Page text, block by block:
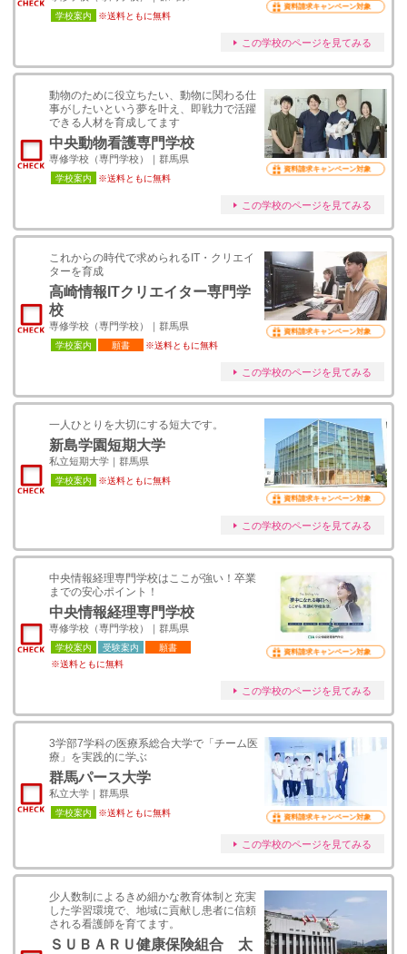
学校案内 ※送料ともに無料
資料請求キャンペーン対象
この学校のページを見てみる
動物のために役立ちたい、動物に関わる仕
事がしたいという夢を叶え、即戦力で活躍
できる人材を育成してます
中央動物看護専門学校
専修学校（専門学校）｜群馬県
学校案内 ※送料ともに無料
資料請求キャンペーン対象
この学校のページを見てみる
これからの時代で求められるIT・クリエイ
ターを育成
高崎情報ITクリエイター専門学
校
専修学校（専門学校）｜群馬県
学校案内 願書 ※送料ともに無料
資料請求キャンペーン対象
この学校のページを見てみる
一人ひとりを大切にする短大です。
新島学園短期大学
私立短期大学｜群馬県
学校案内 ※送料ともに無料
資料請求キャンペーン対象
この学校のページを見てみる
中央情報経理専門学校はここが強い！卒業
までの安心ポイント！
中央情報経理専門学校
専修学校（専門学校）｜群馬県
学校案内 受験案内
願書
※送料ともに無料
資料請求キャンペーン対象
この学校のページを見てみる
3学部7学科の医療系総合大学で「チーム医
療」を実践的に学ぶ
群馬パース大学
私立大学｜群馬県
学校案内 ※送料ともに無料 資料請求キャンペーン対象
この学校のページを見てみる
少人数制によるきめ細かな教育体制と充実
した学習環境で、地域に貢献し患者に信頼
される看護師を育てます。
ＳＵＢＡＲＵ健康保険組合 太